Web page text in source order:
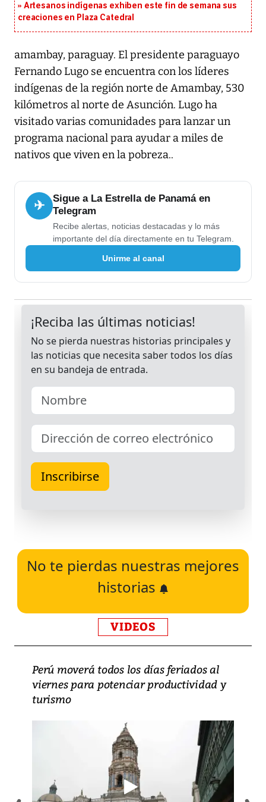
Artesanos indígenas exhiben este fin de semana sus
creaciones en Plaza Catedral
amambay, paraguay. El presidente paraguayo
Fernando Lugo se encuentra con los líderes
indígenas de la región norte de Amambay, 530
kilómetros al norte de Asunción. Lugo ha
visitado varias comunidades para lanzar un
programa nacional para ayudar a miles de
nativos que viven en la pobreza..
✈
Sigue a La Estrella de Panamá en
Telegram
Recibe alertas, noticias destacadas y lo más
importante del día directamente en tu Telegram.
Unirme al canal
No te pierdas nuestras mejores
historias
VIDEOS
Perú moverá todos los días feriados al
viernes para potenciar productividad y
turismo